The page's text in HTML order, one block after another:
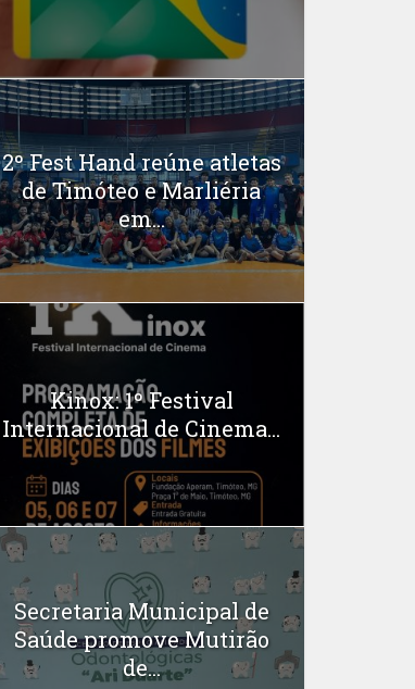
2º Fest Hand reúne atletas
de Timóteo e Marliéria
em...
Kinox: 1º Festival
Internacional de Cinema...
Secretaria Municipal de
Saúde promove Mutirão
de...